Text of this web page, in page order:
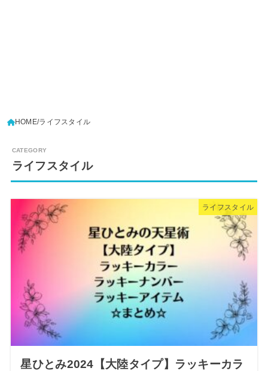
HOME ライフスタイル
ライフスタイル
ライフスタイル
星ひとみ2024【大陸タイプ】ラッキーカラ